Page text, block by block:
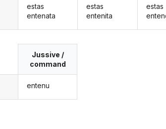
estas
entenata
estas
entenita
estas
Jussive /
command
entenu